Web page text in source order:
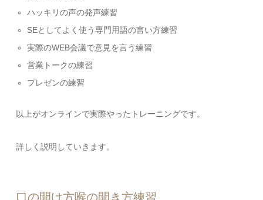
ハッキリの声の発声練習
SEとしてよく使う専門用語の言い方練習
実際のWEB会議で意見を言う練習
営業トークの練習
プレゼンの練習
以上がオンラインで実際やったトレーニングです。
詳しく説明していきます。
口の開け方喉の開き方練習